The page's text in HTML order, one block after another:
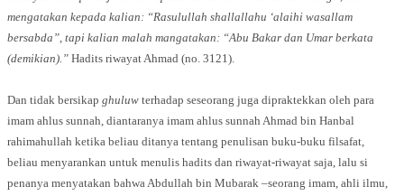
mengatakan kepada kalian: “Rasulullah shallallahu ‘alaihi wasallam
bersabda”, tapi kalian malah mangatakan: “Abu Bakar dan Umar berkata
(demikian).” Hadits riwayat Ahmad (no. 3121).
Dan tidak bersikap ghuluw terhadap seseorang juga dipraktekkan oleh para
imam ahlus sunnah, diantaranya imam ahlus sunnah Ahmad bin Hanbal
rahimahullah ketika beliau ditanya tentang penulisan buku-buku filsafat,
beliau menyarankan untuk menulis hadits dan riwayat-riwayat saja, lalu si
penanya menyatakan bahwa Abdullah bin Mubarak –seorang imam, ahli ilmu,